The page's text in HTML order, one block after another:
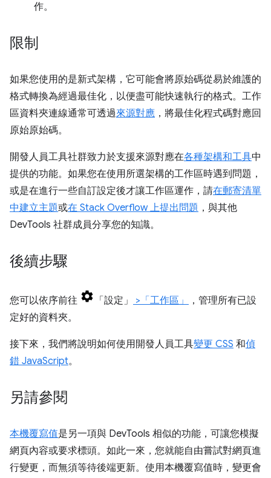
作。
限制
如果您使用的是新式架構，它可能會將原始碼從易於維護的
格式轉換為經過最佳化，以便盡可能快速執行的格式。工作
區資料夾連線通常可透過來源對應 ，將最佳化程式碼對應回
原始原始碼。
開發人員工具社群致力於支援來源對應在各種架構和工具中
提供的功能。如果您在使用所選架構的工作區時遇到問題，
或是在進行一些自訂設定後才讓工作區運作，請在郵寄清單
中建立主題或在 Stack Overflow 上提出問題 ，與其他
DevTools 社群成員分享您的知識。
後續步驟
您可以依序前往 「設定」 >「工作區」
，管理所有已設
定好的資料夾。
接下來，我們將說明如何使用開發人員工具變更 CSS 和偵
錯 JavaScript。
另請參閱
本機覆寫值是另一項與 DevTools 相似的功能，可讓您模擬
網頁內容或要求標頭。如此一來，您就能自由嘗試對網頁進
行變更，而無須等待後端更新。使用本機覆寫值時，變更會